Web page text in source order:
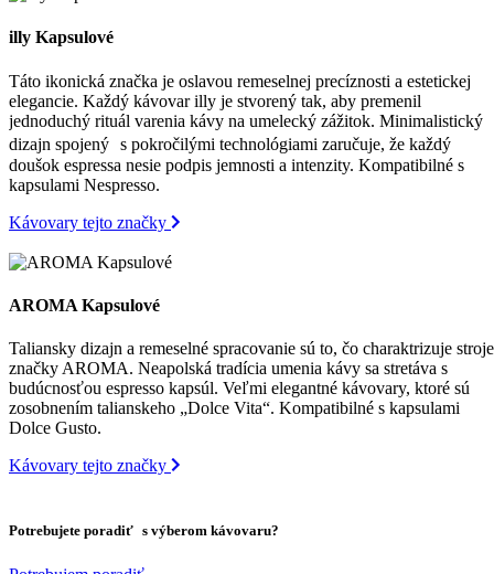
illy Kapsulové
Táto ikonická značka je oslavou remeselnej precíznosti a estetickej
elegancie. Každý kávovar illy je stvorený tak, aby premenil
jednoduchý rituál varenia kávy na umelecký zážitok. Minimalistický
dizajn spojený s pokročilými technológiami zaručuje, že každý
doušok espressa nesie podpis jemnosti a intenzity. Kompatibilné s
kapsulami Nespresso.
Kávovary tejto značky
AROMA Kapsulové
Taliansky dizajn a remeselné spracovanie sú to, čo charaktrizuje stroje
značky AROMA. Neapolská tradícia umenia kávy sa stretáva s
budúcnosťou espresso kapsúl. Veľmi elegantné kávovary, ktoré sú
zosobnením talianskeho „Dolce Vita“. Kompatibilné s kapsulami
Dolce Gusto.
Kávovary tejto značky
Potrebujete poradiť s výberom kávovaru?